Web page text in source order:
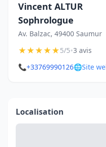
Vincent ALTUR
Sophrologue
Av. Balzac, 49400 Saumur
★★★★★5/5•3 avis
📞+33769990126🌐Site
Localisation